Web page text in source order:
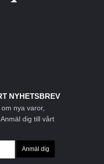
NYHETSBREV
nya varor,
dig till vårt